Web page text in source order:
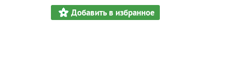
Добавить в избранное